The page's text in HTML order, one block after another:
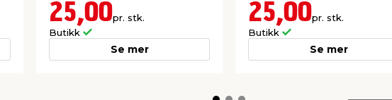
25,00pr. stk.
Butikk
Se mer
25,00pr. stk.
Butikk
Se mer